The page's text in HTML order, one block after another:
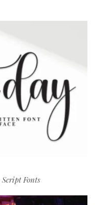
Script Fonts